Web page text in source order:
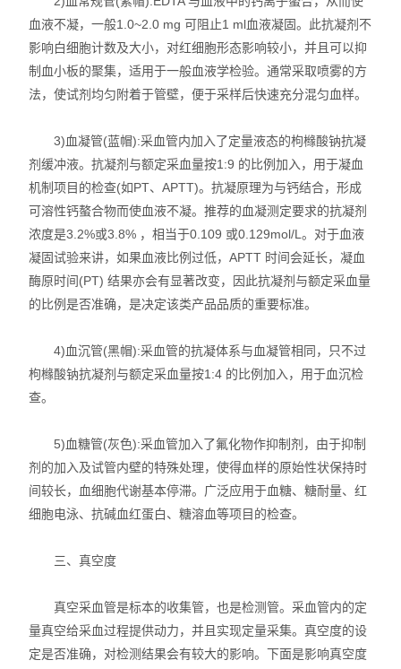
血液不凝，一般1.0~2.0 mg 可阻止1 ml血液凝固。此抗凝剂不
影响白细胞计数及大小，对红细胞形态影响较小，并且可以抑
制血小板的聚集，适用于一般血液学检验。通常采取喷雾的方
法，使试剂均匀附着于管壁，便于采样后快速充分混匀血样。
3)血凝管(蓝帽):采血管内加入了定量液态的枸橼酸钠抗凝
剂缓冲液。抗凝剂与额定采血量按1:9 的比例加入，用于凝血
机制项目的检查(如PT、APTT)。抗凝原理为与钙结合，形成
可溶性钙螯合物而使血液不凝。推荐的血凝测定要求的抗凝剂
浓度是3.2%或3.8% ，相当于0.109 或0.129mol/L。对于血液
凝固试验来讲，如果血液比例过低，APTT 时间会延长，凝血
酶原时间(PT) 结果亦会有显著改变，因此抗凝剂与额定采血量
的比例是否准确，是决定该类产品品质的重要标准。
4)血沉管(黑帽):采血管的抗凝体系与血凝管相同，只不过
枸橼酸钠抗凝剂与额定采血量按1:4 的比例加入，用于血沉检
查。
5)血糖管(灰色):采血管加入了氟化物作抑制剂，由于抑制
剂的加入及试管内壁的特殊处理，使得血样的原始性状保持时
间较长，血细胞代谢基本停滞。广泛应用于血糖、糖耐量、红
细胞电泳、抗碱血红蛋白、糖溶血等项目的检查。
三、真空度
真空采血管是标本的收集管，也是检测管。采血管内的定
量真空给采血过程提供动力，并且实现定量采集。真空度的设
定是否准确，对检测结果会有较大的影响。下面是影响真空度